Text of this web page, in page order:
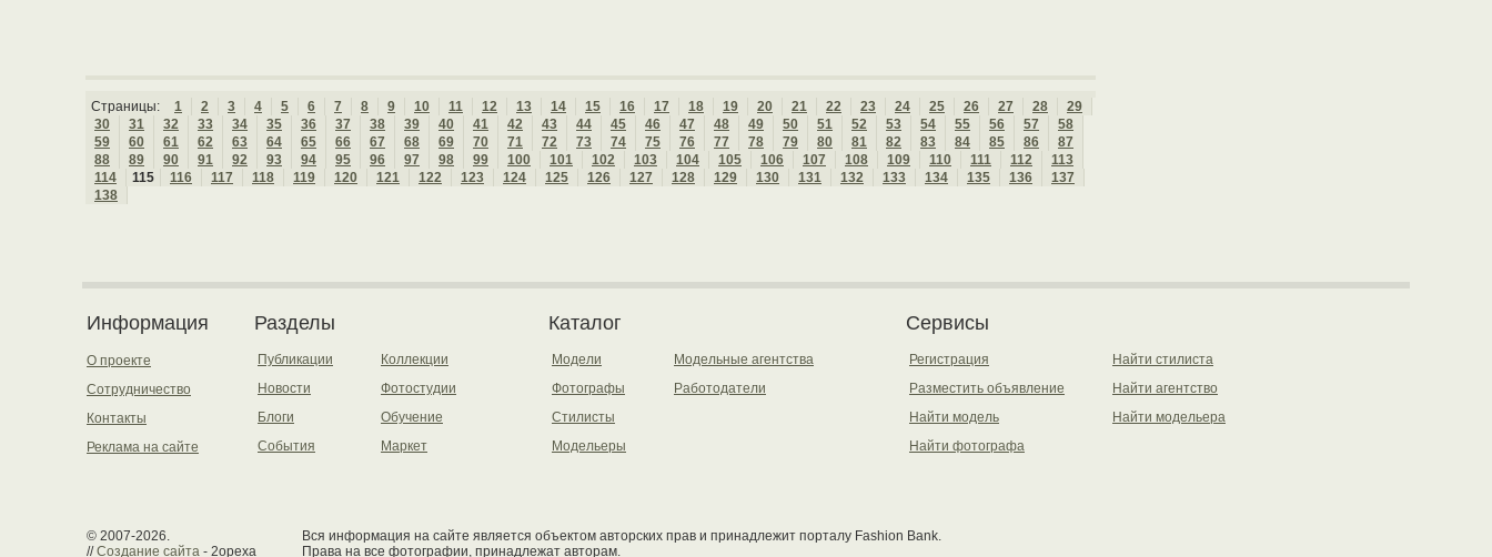
Страницы: 1 2 3 4 5 6 7 8 9 10 11 12 13 14 15 16 17 18 19 20 21 22 23 24 25 26 27 28
29
30
31 32 33 34 35 36 37 38 39 40 41 42 43 44 45 46 47 48 49 50 51 52 53 54 55 56 57
58
59
60 61 62 63 64 65 66 67 68 69 70 71 72 73 74 75 76 77 78 79 80 81 82 83 84 85 86
87
88
89 90 91 92 93 94 95 96 97 98 99 100 101 102 103 104 105 106 107 108 109 110 111 112
113
114
115 116 117 118 119 120 121 122 123 124 125 126 127 128 129 130 131 132 133 134 135 136
137
138
Информация
О проекте
Сотрудничество
Контакты
Реклама на сайте
Разделы
Публикации
Новости
Блоги
События
Коллекции
Фотостудии
Обучение
Маркет
Каталог
Модели
Фотографы
Стилисты
Модельеры
Модельные агентства
Работодатели
Сервисы
Регистрация
Разместить объявление
Найти модель
Найти фотографа
Найти стилиста
Найти агентство
Найти модельера
© 2007-2026.
//Создание сайта - 2opexa
Вся информация на сайте является объектом авторских прав и принадлежит порталу Fashion Bank.
Права на все фотографии, принадлежат авторам.